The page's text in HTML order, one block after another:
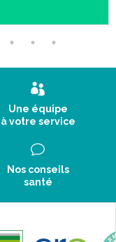
Une équipe
à votre service
Nos conseils
santé